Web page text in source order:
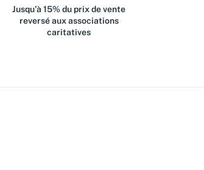
Jusqu'à 15% du prix de vente
reversé aux associations
caritatives